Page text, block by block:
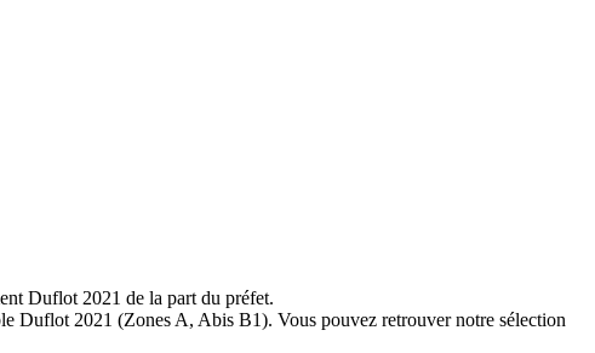
Duflot 2021 de la part du préfet.
Duflot 2021 (Zones A, Abis B1). Vous pouvez retrouver notre sélection